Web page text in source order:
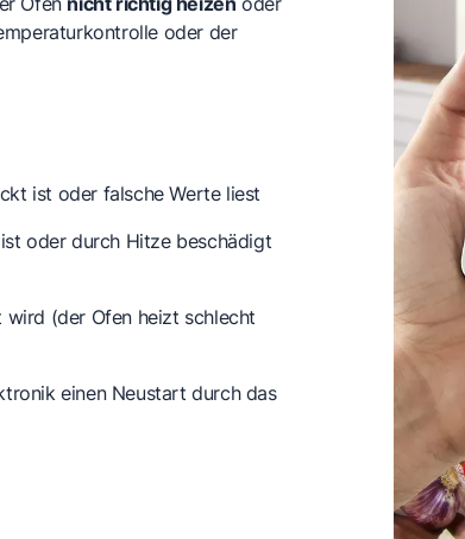
oder der
ist oder falsche Werte liest
oder durch Hitze beschädigt
(der Ofen heizt schlecht
einen Neustart durch das